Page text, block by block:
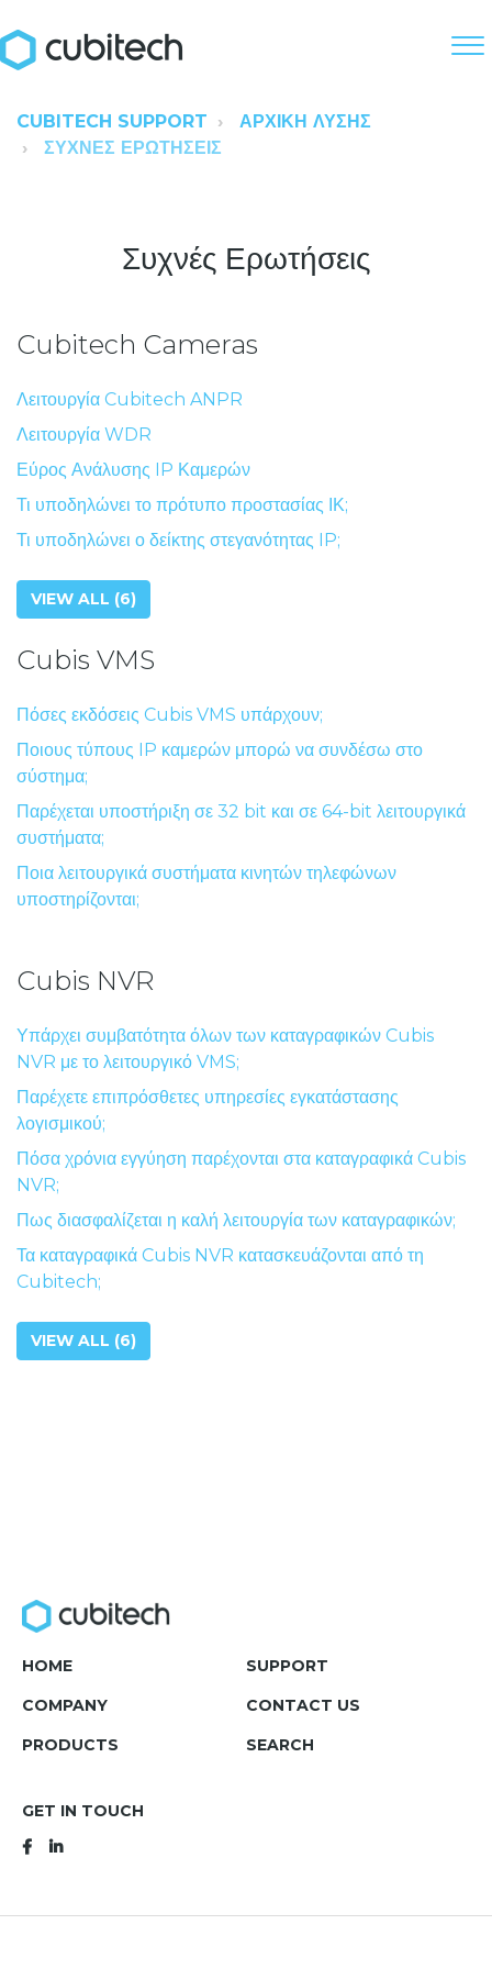
CUBITECH SUPPORT
ΑΡΧΙΚΉ ΛΎΣΗΣ
ΣΥΧΝΈΣ ΕΡΩΤΉΣΕΙΣ
Συχνές Ερωτήσεις
Cubitech Cameras
Λειτουργία Cubitech ANPR
Λειτουργία WDR
Εύρος Ανάλυσης IP Καμερών
Τι υποδηλώνει το πρότυπο προστασίας ΙΚ;
Τι υποδηλώνει ο δείκτης στεγανότητας IP;
VIEW ALL (6)
Cubis VMS
Πόσες εκδόσεις Cubis VMS υπάρχουν;
Ποιους τύπους IP καμερών μπορώ να συνδέσω στο
σύστημα;
Παρέχεται υποστήριξη σε 32 bit και σε 64-bit λειτουργικά
συστήματα;
Ποια λειτουργικά συστήματα κινητών τηλεφώνων
υποστηρίζονται;
Cubis NVR
Υπάρχει συμβατότητα όλων των καταγραφικών Cubis
NVR με το λειτουργικό VMS;
Παρέχετε επιπρόσθετες υπηρεσίες εγκατάστασης
λογισμικού;
Πόσα χρόνια εγγύηση παρέχονται στα καταγραφικά Cubis
NVR;
Πως διασφαλίζεται η καλή λειτουργία των καταγραφικών;
Τα καταγραφικά Cubis NVR κατασκευάζονται από τη
Cubitech;
VIEW ALL (6)
HOME
COMPANY
PRODUCTS
SUPPORT
CONTACT US
SEARCH
GET IN TOUCH